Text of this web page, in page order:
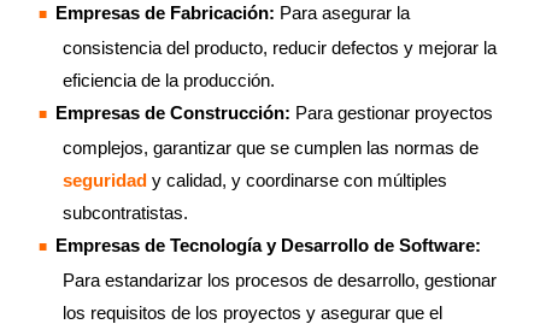
Empresas de Fabricación: Para asegurar la
consistencia del producto, reducir defectos y mejorar la
eficiencia de la producción.
Empresas de Construcción: Para gestionar proyectos
complejos, garantizar que se cumplen las normas de
seguridad y calidad, y coordinarse con múltiples
subcontratistas.
Empresas de Tecnología y Desarrollo de Software:
Para estandarizar los procesos de desarrollo, gestionar
los requisitos de los proyectos y asegurar que el